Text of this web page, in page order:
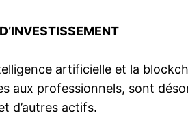
artificielle et la
professionnels, sont
d’autres actifs.